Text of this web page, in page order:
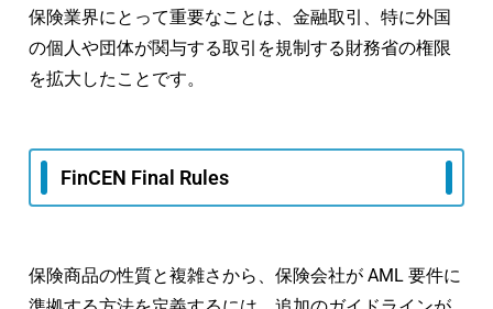
保険業界にとって重要なことは、金融取引、特に外国
の個人や団体が関与する取引を規制する財務省の権限
を拡大したことです。
FinCEN Final Rules
保険商品の性質と複雑さから、保険会社が AML 要件に